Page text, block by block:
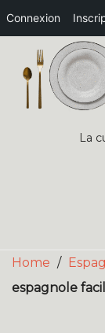
Connexion
content
La
Home /
espagnole